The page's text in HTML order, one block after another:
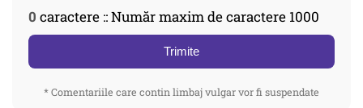
0 caractere :: Număr maxim de caractere 1000
Trimite
* Comentariile care contin limbaj vulgar vor fi suspendate